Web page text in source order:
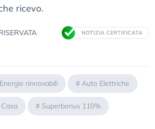
ricevo.
Energie rinnovabili # Auto Elettriche
Casa # Superbonus 110%